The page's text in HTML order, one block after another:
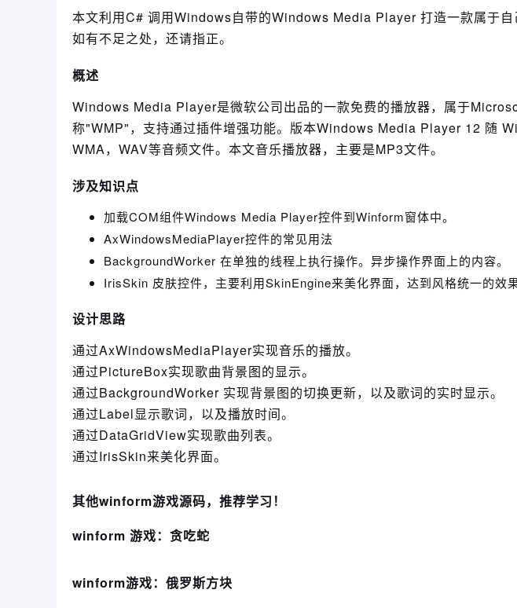
本文利用C# 调用Windows自带的Windows Media Player 打造一款属于自
如有不足之处，还请指正。
概述
Windows Media Player是微软公司出品的一款免费的播放器，属于
称"WMP"，支持通过插件增强功能。版本Windows Media Player 12 随
WMA，WAV等音频文件。本文音乐播放器，主要是MP3文件。
涉及知识点
加载COM组件Windows Media Player控件到Winform窗体中。
AxWindowsMediaPlayer控件的常见用法
BackgroundWorker 在单独的线程上执行操作。异步操作界面上的内容。
IrisSkin 皮肤控件，主要利用SkinEngine来美化界面，达到风格统一的效果
设计思路
通过AxWindowsMediaPlayer实现音乐的播放。
通过PictureBox实现歌曲背景图的显示。
通过BackgroundWorker 实现背景图的切换更新，以及歌词的实时显示。
通过Label显示歌词，以及播放时间。
通过DataGridView实现歌曲列表。
通过IrisSkin来美化界面。
其他winform游戏源码，推荐学习！
winform 游戏：贪吃蛇
winform游戏：俄罗斯方块